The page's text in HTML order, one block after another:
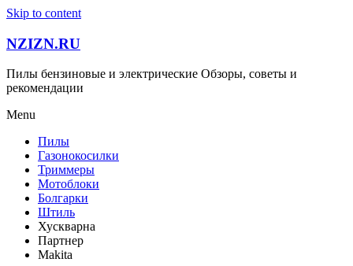
Skip to content
NZIZN.RU
Пилы бензиновые и электрические Обзоры, советы и
рекомендации
Menu
Пилы
Газонокосилки
Триммеры
Мотоблоки
Болгарки
Штиль
Хускварна
Партнер
Makita